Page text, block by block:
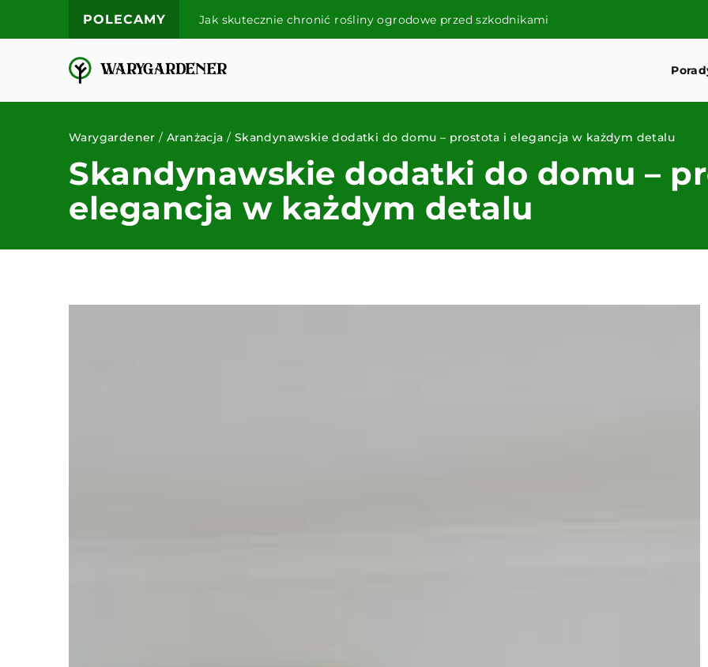
POLECAMY Jak skutecznie chronić rośliny ogrodowe przed szkodnikami
Warygardener /Aranżacja / Skandynawskie dodatki do domu – prostota i elegancja w każdym detalu
Skandynawskie dodatki do domu –
elegancja w każdym detalu